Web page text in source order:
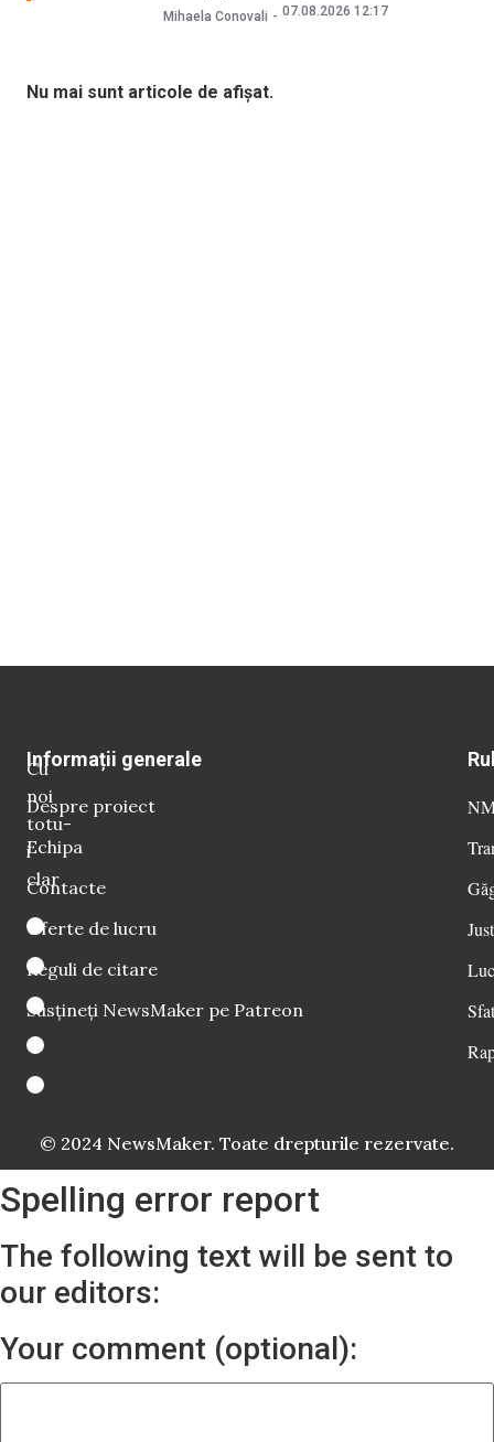
Mihaela Conovali 07.08.2026 12:17
Nu mai sunt articole de afișat.
Cu
noi
totu-
i
clar
Informații generale
Despre proiect
Echipa
Contacte
Oferte de lucru
Reguli de citare
Susțineți NewsMaker pe Patreon
© 2024 NewsMaker. Toate drepturile rezervate.
Spelling error report
The following text will be sent to
our editors:
Your comment (optional):